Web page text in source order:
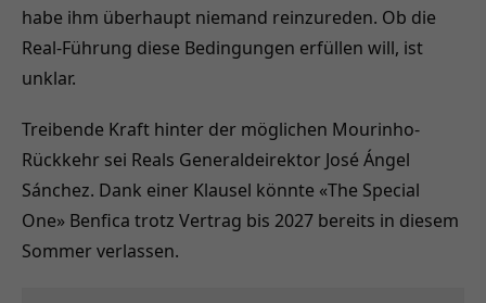
habe ihm überhaupt niemand reinzureden. Ob die
Real-Führung diese Bedingungen erfüllen will, ist
unklar.
Treibende Kraft hinter der möglichen Mourinho-
Rückkehr sei Reals Generaldeirektor José Ángel
Sánchez. Dank einer Klausel könnte «The Special
One» Benfica trotz Vertrag bis 2027 bereits in diesem
Sommer verlassen.